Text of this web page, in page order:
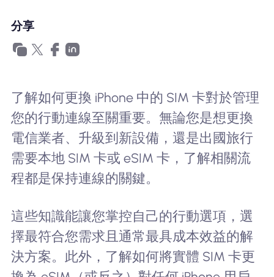
使用 eSIM
企業用戶
分享
了解如何更換 iPhone 中的 SIM 卡對於管理
您的行動連線至關重要。無論您是想更換
電信業者、升級到新設備，還是出國旅行
需要本地 SIM 卡或 eSIM 卡，了解相關流
程都是保持連線的關鍵。
這些知識能讓您掌控自己的行動選項，選
擇最符合您需求且通常最具成本效益的解
決方案。此外，了解如何將實體 SIM 卡更